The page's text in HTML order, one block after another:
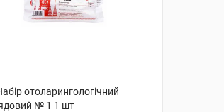
отоларингологічний
№ 1 1 шт